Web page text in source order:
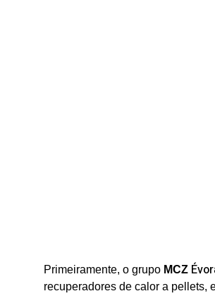
Primeiramente, o grupo MCZ
recuperadores de calor a pellets,